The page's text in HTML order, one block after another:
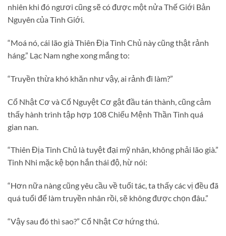
nhiên khi đó ngươi cũng sẽ có được một nửa Thế Giới Bản
Nguyên của Tinh Giới.
“Moá nó, cái lão già Thiên Địa Tinh Chủ này cũng thật rảnh
háng.” Lạc Nam nghe xong mắng to:
“Truyền thừa khó khăn như vậy, ai rảnh đi làm?”
Cổ Nhật Cơ và Cổ Nguyệt Cơ gật đầu tán thành, cũng cảm
thấy hành trình tập hợp 108 Chiếu Mệnh Thần Tinh quá
gian nan.
“Thiên Địa Tinh Chủ là tuyệt đại mỹ nhân, không phải lão già.”
Tinh Nhi mặc kệ bọn hắn thái độ, hừ nói:
“Hơn nữa nàng cũng yêu cầu về tuổi tác, ta thấy các vị đều đã
quá tuổi để làm truyền nhân rồi, sẽ không được chọn đâu.”
“Vậy sau đó thì sao?” Cổ Nhật Cơ hứng thú.